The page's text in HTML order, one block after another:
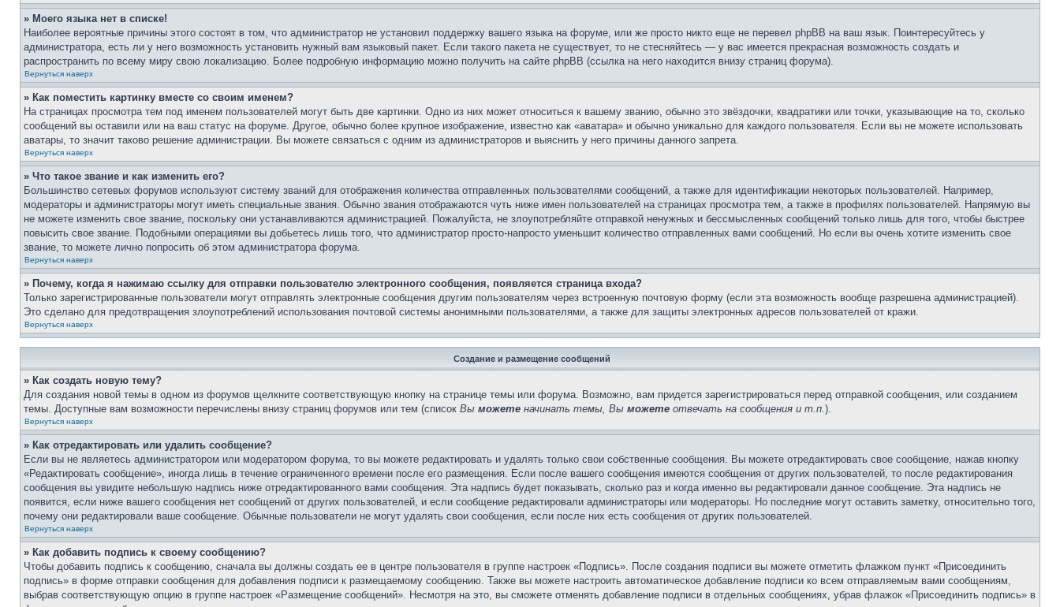
» Моего языка нет в списке!
Наиболее вероятные причины этого состоят в том, что администратор не установил поддержку вашего языка на форуме, или же просто никто еще не перевел phpBB на ваш язык. Поинтересуйтесь у
администратора, есть ли у него возможность установить нужный вам языковый пакет. Если такого пакета не существует, то не стесняйтесь — у вас имеется прекрасная возможность создать и
распространить по всему миру свою локализацию. Более подробную информацию можно получить на сайте phpBB (ссылка на него находится внизу страниц форума).
Вернуться наверх
» Как поместить картинку вместе со своим именем?
На страницах просмотра тем под именем пользователей могут быть две картинки. Одно из них может относиться к вашему званию, обычно это звёздочки, квадратики или точки, указывающие на то, сколько
сообщений вы оставили или на ваш статус на форуме. Другое, обычно более крупное изображение, известно как «аватара» и обычно уникально для каждого пользователя. Если вы не можете использовать
аватары, то значит таково решение администрации. Вы можете связаться с одним из администраторов и выяснить у него причины данного запрета.
Вернуться наверх
» Что такое звание и как изменить его?
Большинство сетевых форумов используют систему званий для отображения количества отправленных пользователями сообщений, а также для идентификации некоторых пользователей. Например,
модераторы и администраторы могут иметь специальные звания. Обычно звания отображаются чуть ниже имен пользователей на страницах просмотра тем, а также в профилях пользователей. Напрямую вы
не можете изменить свое звание, поскольку они устанавливаются администрацией. Пожалуйста, не злоупотребляйте отправкой ненужных и бессмысленных сообщений только лишь для того, чтобы быстрее
повысить свое звание. Подобными операциями вы добьетесь лишь того, что администратор просто-напросто уменьшит количество отправленных вами сообщений. Но если вы очень хотите изменить свое
звание, то можете лично попросить об этом администратора форума.
Вернуться наверх
» Почему, когда я нажимаю ссылку для отправки пользователю электронного сообщения, появляется страница входа?
Только зарегистрированные пользователи могут отправлять электронные сообщения другим пользователям через встроенную почтовую форму (если эта возможность вообще разрешена администрацией).
Это сделано для предотвращения злоупотреблений использования почтовой системы анонимными пользователями, а также для защиты электронных адресов пользователей от кражи.
Вернуться наверх
Создание и размещение сообщений
» Как создать новую тему?
Для создания новой темы в одном из форумов щелкните соответствующую кнопку на странице темы или форума. Возможно, вам придется зарегистрироваться перед отправкой сообщения, или созданием
темы. Доступные вам возможности перечислены внизу страниц форумов или тем (список Вы можете начинать темы, Вы можете отвечать на сообщения и т.п.).
Вернуться наверх
» Как отредактировать или удалить сообщение?
Если вы не являетесь администратором или модератором форума, то вы можете редактировать и удалять только свои собственные сообщения. Вы можете отредактировать свое сообщение, нажав кнопку
«Редактировать сообщение», иногда лишь в течение ограниченного времени после его размещения. Если после вашего сообщения имеются сообщения от других пользователей, то после редактирования
сообщения вы увидите небольшую надпись ниже отредактированного вами сообщения. Эта надпись будет показывать, сколько раз и когда именно вы редактировали данное сообщение. Эта надпись не
появится, если ниже вашего сообщения нет сообщений от других пользователей, и если сообщение редактировали администраторы или модераторы. Но последние могут оставить заметку, относительно того,
почему они редактировали ваше сообщение. Обычные пользователи не могут удалять свои сообщения, если после них есть сообщения от других пользователей.
Вернуться наверх
» Как добавить подпись к своему сообщению?
Чтобы добавить подпись к сообщению, сначала вы должны создать ее в центре пользователя в группе настроек «Подпись». После создания подписи вы можете отметить флажком пункт «Присоединить
подпись» в форме отправки сообщения для добавления подписи к размещаемому сообщению. Также вы можете настроить автоматическое добавление подписи ко всем отправляемым вами сообщениям,
выбрав соответствующую опцию в группе настроек «Размещение сообщений». Несмотря на это, вы сможете отменять добавление подписи в отдельных сообщениях, убрав флажок «Присоединить подпись» в